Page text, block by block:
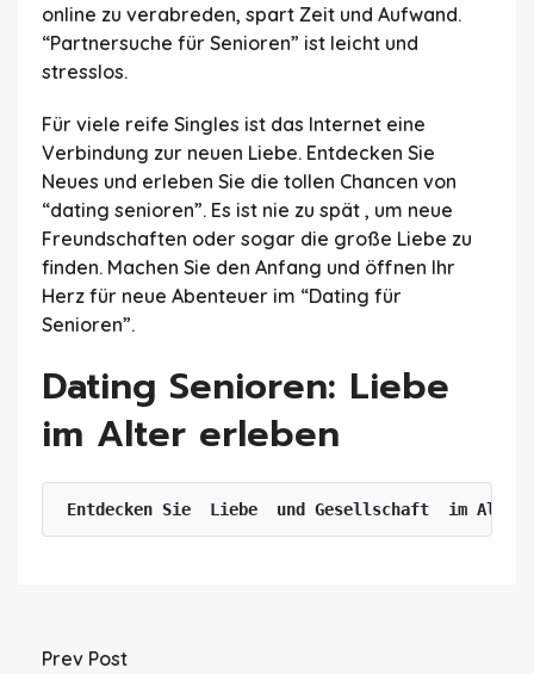
online zu verabreden, spart Zeit und Aufwand.
“Partnersuche für Senioren” ist leicht und
stresslos.
Für viele reife Singles ist das Internet eine
Verbindung zur neuen Liebe. Entdecken Sie
Neues und erleben Sie die tollen Chancen von
“dating senioren”. Es ist nie zu spät , um neue
Freundschaften oder sogar die große Liebe zu
finden. Machen Sie den Anfang und öffnen Ihr
Herz für neue Abenteuer im “Dating für
Senioren”.
Dating Senioren: Liebe
im Alter erleben
Entdecken Sie  Liebe  und Gesellschaft  im
Prev Post